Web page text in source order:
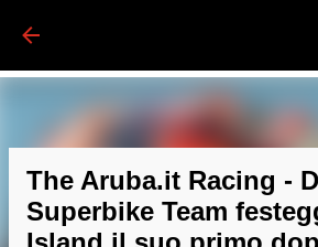
The Aruba.it Racing -
Superbike Team